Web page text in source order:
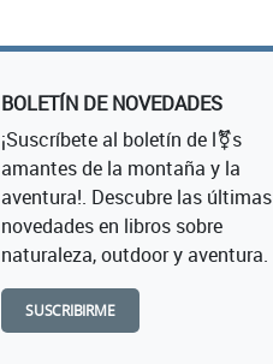
BOLETÍN DE NOVEDADES
¡Suscríbete al boletín de l⚧s
amantes de la montaña y la
aventura!. Descubre las últimas
novedades en libros sobre
naturaleza, outdoor y aventura.
SUSCRIBIRME